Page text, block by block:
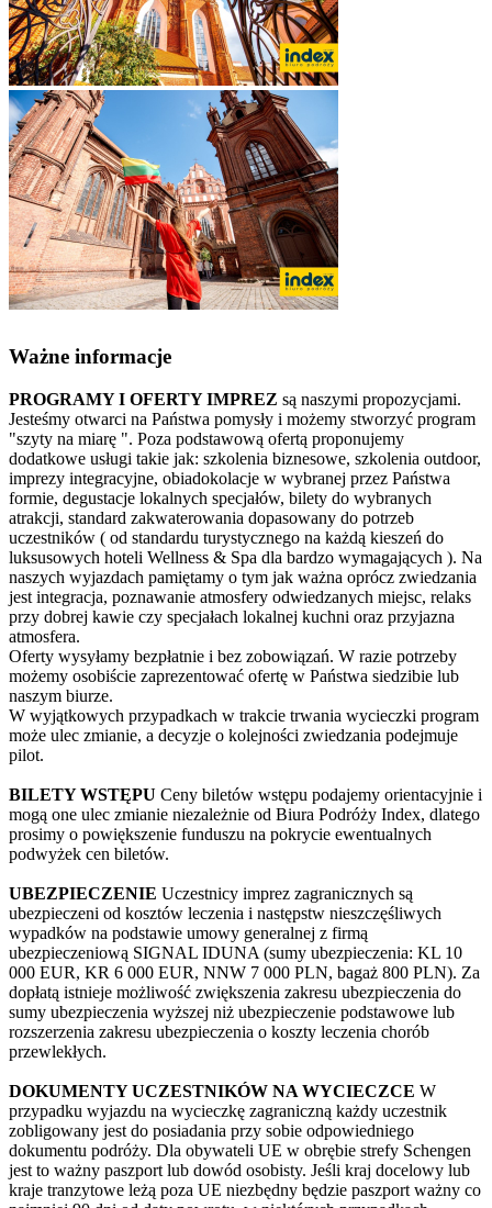
Ważne informacje
PROGRAMY I OFERTY IMPREZ są naszymi propozycjami.
Jesteśmy otwarci na Państwa pomysły i możemy stworzyć program
"szyty na miarę ". Poza podstawową ofertą proponujemy
dodatkowe usługi takie jak: szkolenia biznesowe, szkolenia outdoor,
imprezy integracyjne, obiadokolacje w wybranej przez Państwa
formie, degustacje lokalnych specjałów, bilety do wybranych
atrakcji, standard zakwaterowania dopasowany do potrzeb
uczestników ( od standardu turystycznego na każdą kieszeń do
luksusowych hoteli Wellness & Spa dla bardzo wymagających ). Na
naszych wyjazdach pamiętamy o tym jak ważna oprócz zwiedzania
jest integracja, poznawanie atmosfery odwiedzanych miejsc, relaks
przy dobrej kawie czy specjałach lokalnej kuchni oraz przyjazna
atmosfera.
Oferty wysyłamy bezpłatnie i bez zobowiązań. W razie potrzeby
możemy osobiście zaprezentować ofertę w Państwa siedzibie lub
naszym biurze.
W wyjątkowych przypadkach w trakcie trwania wycieczki program
może ulec zmianie, a decyzje o kolejności zwiedzania podejmuje
pilot.
BILETY WSTĘPU Ceny biletów wstępu podajemy orientacyjnie i
mogą one ulec zmianie niezależnie od Biura Podróży Index, dlatego
prosimy o powiększenie funduszu na pokrycie ewentualnych
podwyżek cen biletów.
UBEZPIECZENIE Uczestnicy imprez zagranicznych są
ubezpieczeni od kosztów leczenia i następstw nieszczęśliwych
wypadków na podstawie umowy generalnej z firmą
ubezpieczeniową SIGNAL IDUNA (sumy ubezpieczenia: KL 10
000 EUR, KR 6 000 EUR, NNW 7 000 PLN, bagaż 800 PLN). Za
dopłatą istnieje możliwość zwiększenia zakresu ubezpieczenia do
sumy ubezpieczenia wyższej niż ubezpieczenie podstawowe lub
rozszerzenia zakresu ubezpieczenia o koszty leczenia chorób
przewlekłych.
DOKUMENTY UCZESTNIKÓW NA WYCIECZCE W
przypadku wyjazdu na wycieczkę zagraniczną każdy uczestnik
zobligowany jest do posiadania przy sobie odpowiedniego
dokumentu podróży. Dla obywateli UE w obrębie strefy Schengen
jest to ważny paszport lub dowód osobisty. Jeśli kraj docelowy lub
kraje tranzytowe leżą poza UE niezbędny będzie paszport ważny co